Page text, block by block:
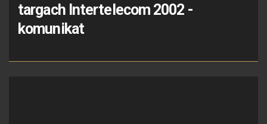
targach Intertelecom 2002 -
komunikat